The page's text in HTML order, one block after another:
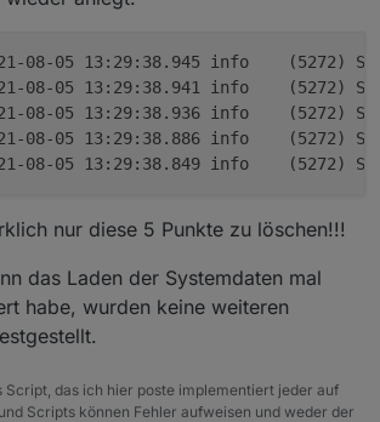
info.0	2021-08-05
info.0	2021-08-05
info.0	2021-08-05
info.0	2021-08-05
info.0	2021-08-05
nur diese 5 Punkte zu löschen!!!
das Laden der Systemdaten mal
habe, wurden keine weiteren
Script, das ich hier poste implementiert jeder auf
Scripts können Fehler aufweisen und weder der